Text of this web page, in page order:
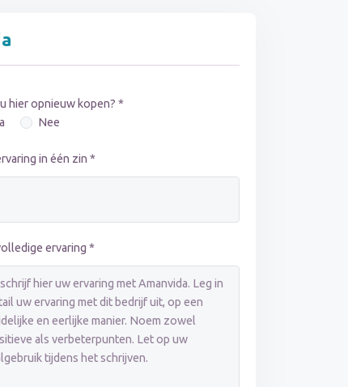
hier opnieuw kopen? *
Nee
in één zin *
ervaring *